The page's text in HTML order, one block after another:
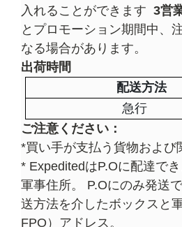
入れることができます 3営
とプロモーション期間中、
なる場合があります。
出荷時間
配送方法
急行
ご注意ください：
*買い手が支払う貨物および
* ExpeditedはP.Oに配達で
軍事住所。 P.Oにのみ発送
送方法を介したボックスと
FPO）アドレス。